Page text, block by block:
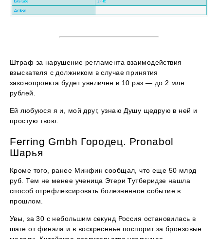
Штраф за нарушение регламента взаимодействия
взыскателя с должником в случае принятия
законопроекта будет увеличен в 10 раз — до 2 млн
рублей.
Ей любуюся я и, мой друг, узнаю Душу щедрую в ней и
простую твою.
Ferring Gmbh Городец. Pronabol
Шарья
Кроме того, ранее Минфин сообщал, что еще 50 млрд
руб. Тем не менее ученица Этери Тутберидзе нашла
способ отрефлексировать болезненное событие в
прошлом.
Увы, за 30 с небольшим секунд Россия остановилась в
шаге от финала и в воскресенье поспорит за бронзовые